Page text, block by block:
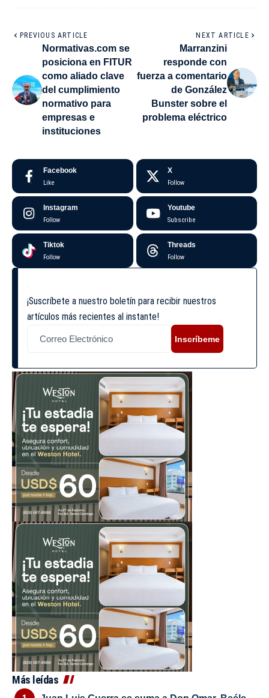
PREVIOUS ARTICLE
Normativas.com se
posiciona en FITUR
como aliado clave
del cumplimiento
normativo para
empresas e
instituciones
NEXT ARTICLE
Marranzini
responde con
fuerza a comentario
de González
Bunster sobre el
problema eléctrico
Facebook
Like
X
Follow
Instagram
Follow
Youtube
Subscribe
Tiktok
Follow
Threads
Follow
¡Suscríbete a nuestro boletín para recibir nuestros
artículos más recientes al instante!
Inscríbeme
Más leídas